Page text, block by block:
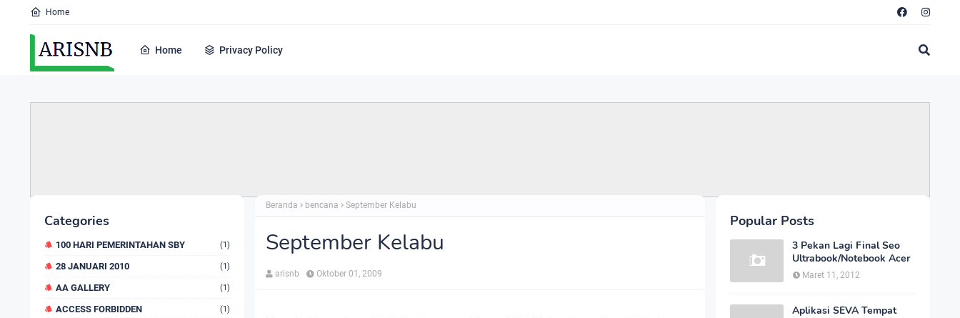
Home
Home Privacy Policy
Categories
100 HARI PEMERINTAHAN SBY (1)
28 JANUARI 2010 (1)
AA GALLERY (1)
ACCESS FORBIDDEN (1)
Beranda bencana September Kelabu
September Kelabu
arisnb Oktober 01, 2009
Popular Posts
3 Pekan Lagi Final Seo
Ultrabook/Notebook Acer
Maret 11, 2012
Aplikasi SEVA Tempat